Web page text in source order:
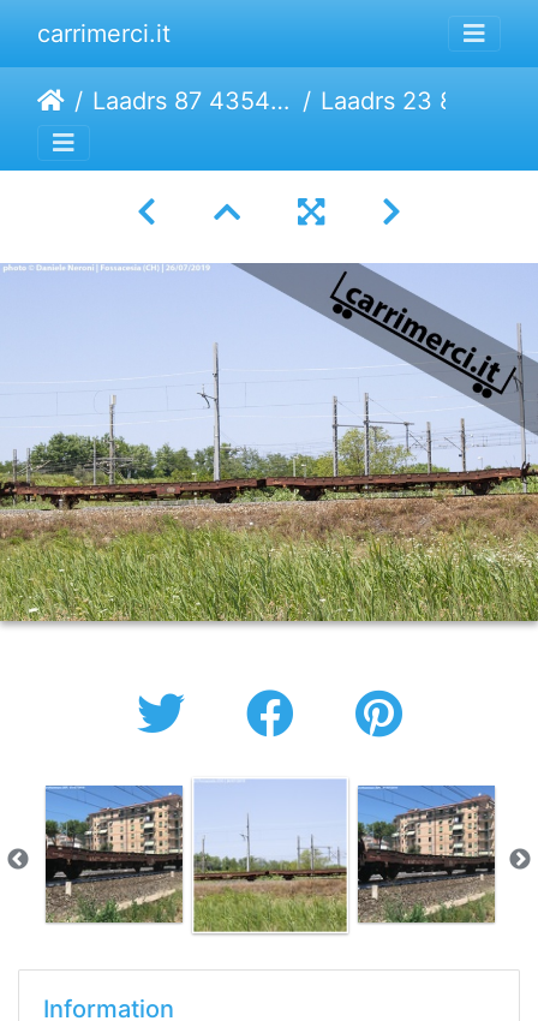
carrimerci.it
Laadrs 87 4354 (L32) Laadrs 23 87 4354 307-2 | Ermewa
Information